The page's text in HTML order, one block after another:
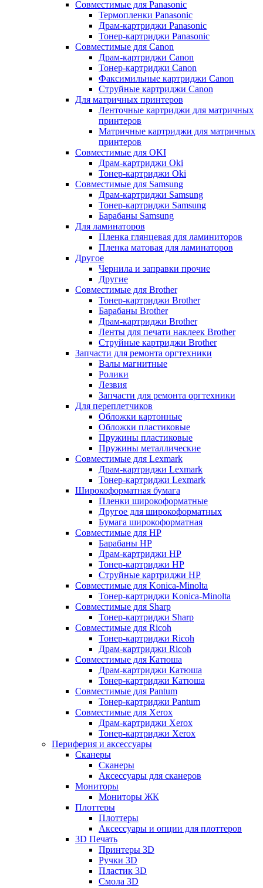
Совместимые для Panasonic
Термопленки Panasonic
Драм-картриджи Panasonic
Тонер-картриджи Panasonic
Совместимые для Canon
Драм-картриджи Canon
Тонер-картриджи Canon
Факсимильные картриджи Canon
Струйные картриджи Canon
Для матричных принтеров
Ленточные картриджи для матричных
принтеров
Матричные картриджи для матричных
принтеров
Совместимые для OKI
Драм-картриджи Oki
Тонер-картриджи Oki
Совместимые для Samsung
Драм-картриджи Samsung
Тонер-картриджи Samsung
Барабаны Samsung
Для ламинаторов
Пленка глянцевая для ламиниторов
Пленка матовая для ламинаторов
Другое
Чернила и заправки прочие
Другие
Совместимые для Brother
Тонер-картриджи Brother
Барабаны Brother
Драм-картриджи Brother
Ленты для печати наклеек Brother
Струйные картриджи Brother
Запчасти для ремонта оргтехники
Валы магнитные
Ролики
Лезвия
Запчасти для ремонта оргтехники
Для переплетчиков
Обложки картонные
Обложки пластиковые
Пружины пластиковые
Пружины металлические
Совместимые для Lexmark
Драм-картриджи Lexmark
Тонер-картриджи Lexmark
Широкоформатная бумага
Пленки широкоформатные
Другое для широкоформатных
Бумага широкоформатная
Совместимые для HP
Барабаны HP
Драм-картриджи HP
Тонер-картриджи HP
Струйные картриджи HP
Совместимые для Konica-Minolta
Тонер-картриджи Konica-Minolta
Совместимые для Sharp
Тонер-картриджи Sharp
Совместимые для Ricoh
Тонер-картриджи Ricoh
Драм-картриджи Ricoh
Совместимые для Катюша
Драм-картриджи Катюша
Тонер-картриджи Катюша
Совместимые для Pantum
Тонер-картриджи Pantum
Совместимые для Xerox
Драм-картриджи Xerox
Тонер-картриджи Xerox
Периферия и аксессуары
Сканеры
Сканеры
Аксессуары для сканеров
Мониторы
Мониторы ЖК
Плоттеры
Плоттеры
Аксессуары и опции для плоттеров
3D Печать
Принтеры 3D
Ручки 3D
Пластик 3D
Смола 3D